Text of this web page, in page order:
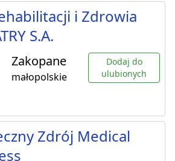
i Zdrowia
S.A.
Zakopane
małopolskie
Dodaj do
ulubionych
Zdrój Medical